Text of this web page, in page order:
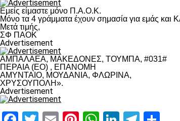
Εμείς είμαστε μόνο Π.Α.Ο.Κ.
Μόνο τα 4 γράμματα έχουν σημασία για εμάς
Μετά τιμής,
ΣΦ ΠΑΟΚ
Advertisement
ΑΜΠΑΛΑΕΑ, ΜΑΚΕΔΟΝΕΣ, ΤΟΥΜΠΑ, #031#
ΠΕΡΑΙΑ (ΕΟ) , ΕΠΑΝΟΜΗ
ΑΜΥΝΤΑΙΟ, ΜΟΥΔΑΝΙΑ, ΦΛΩΡΙΝΑ,
ΧΡΥΣΟΥΠΟΛΗ».
Advertisement